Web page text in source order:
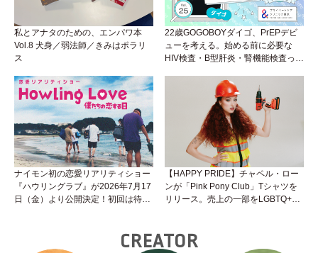
私とアナタのための、エンパワ本
Vol.8 犬身／弱法師／きみはポラリ
ス
22歳GOGOBOYダイゴ、PrEPデビ
ューを考える。始める前に必要な
HIV検査・B型肝炎・腎機能検査っ
性トーク～聞きにくいことは小堀先
生に聞けばイイ！（Vol.25）
ナイモン初の恋愛リアリティショー
『ハウリングラブ』が2026年7月17
日（金）より公開決定！初回は待望
【HAPPY PRIDE】チャペル・ロー
ンが「Pink Pony Club」Tシャツを
リリース。売上の一部をLGBTQ+＆
CREATOR